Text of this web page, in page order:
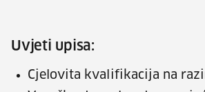
Uvjeti upisa:
Cjelovita kvalifikacija na